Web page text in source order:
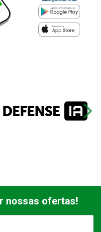
nossas ofertas!